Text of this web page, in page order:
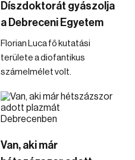
Díszdoktorát gyászolja
a Debreceni Egyetem
Florian Luca fő kutatási
területe a diofantikus
számelmélet volt.
Van, aki már